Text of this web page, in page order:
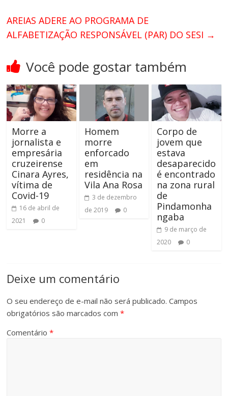
AREIAS ADERE AO PROGRAMA DE
ALFABETIZAÇÃO RESPONSÁVEL (PAR) DO SESI →
Você pode gostar também
Morre a
jornalista e
empresária
cruzeirense
Cinara Ayres,
vítima de
Covid-19
16 de abril de
2021
0
Homem
morre
enforcado
em
residência na
Vila Ana Rosa
3 de dezembro
de 2019
0
Corpo de
jovem que
estava
desaparecido
é encontrado
na zona rural
de
Pindamonha
ngaba
9 de março de
2020
0
Deixe um comentário
O seu endereço de e-mail não será publicado. Campos
obrigatórios são marcados com*
Comentário*